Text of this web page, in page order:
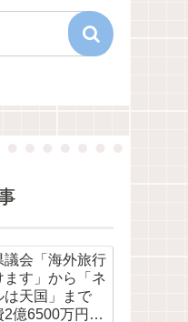
議会「海外旅行
ます」から「ネ
は天国」まで
2億6500万円と